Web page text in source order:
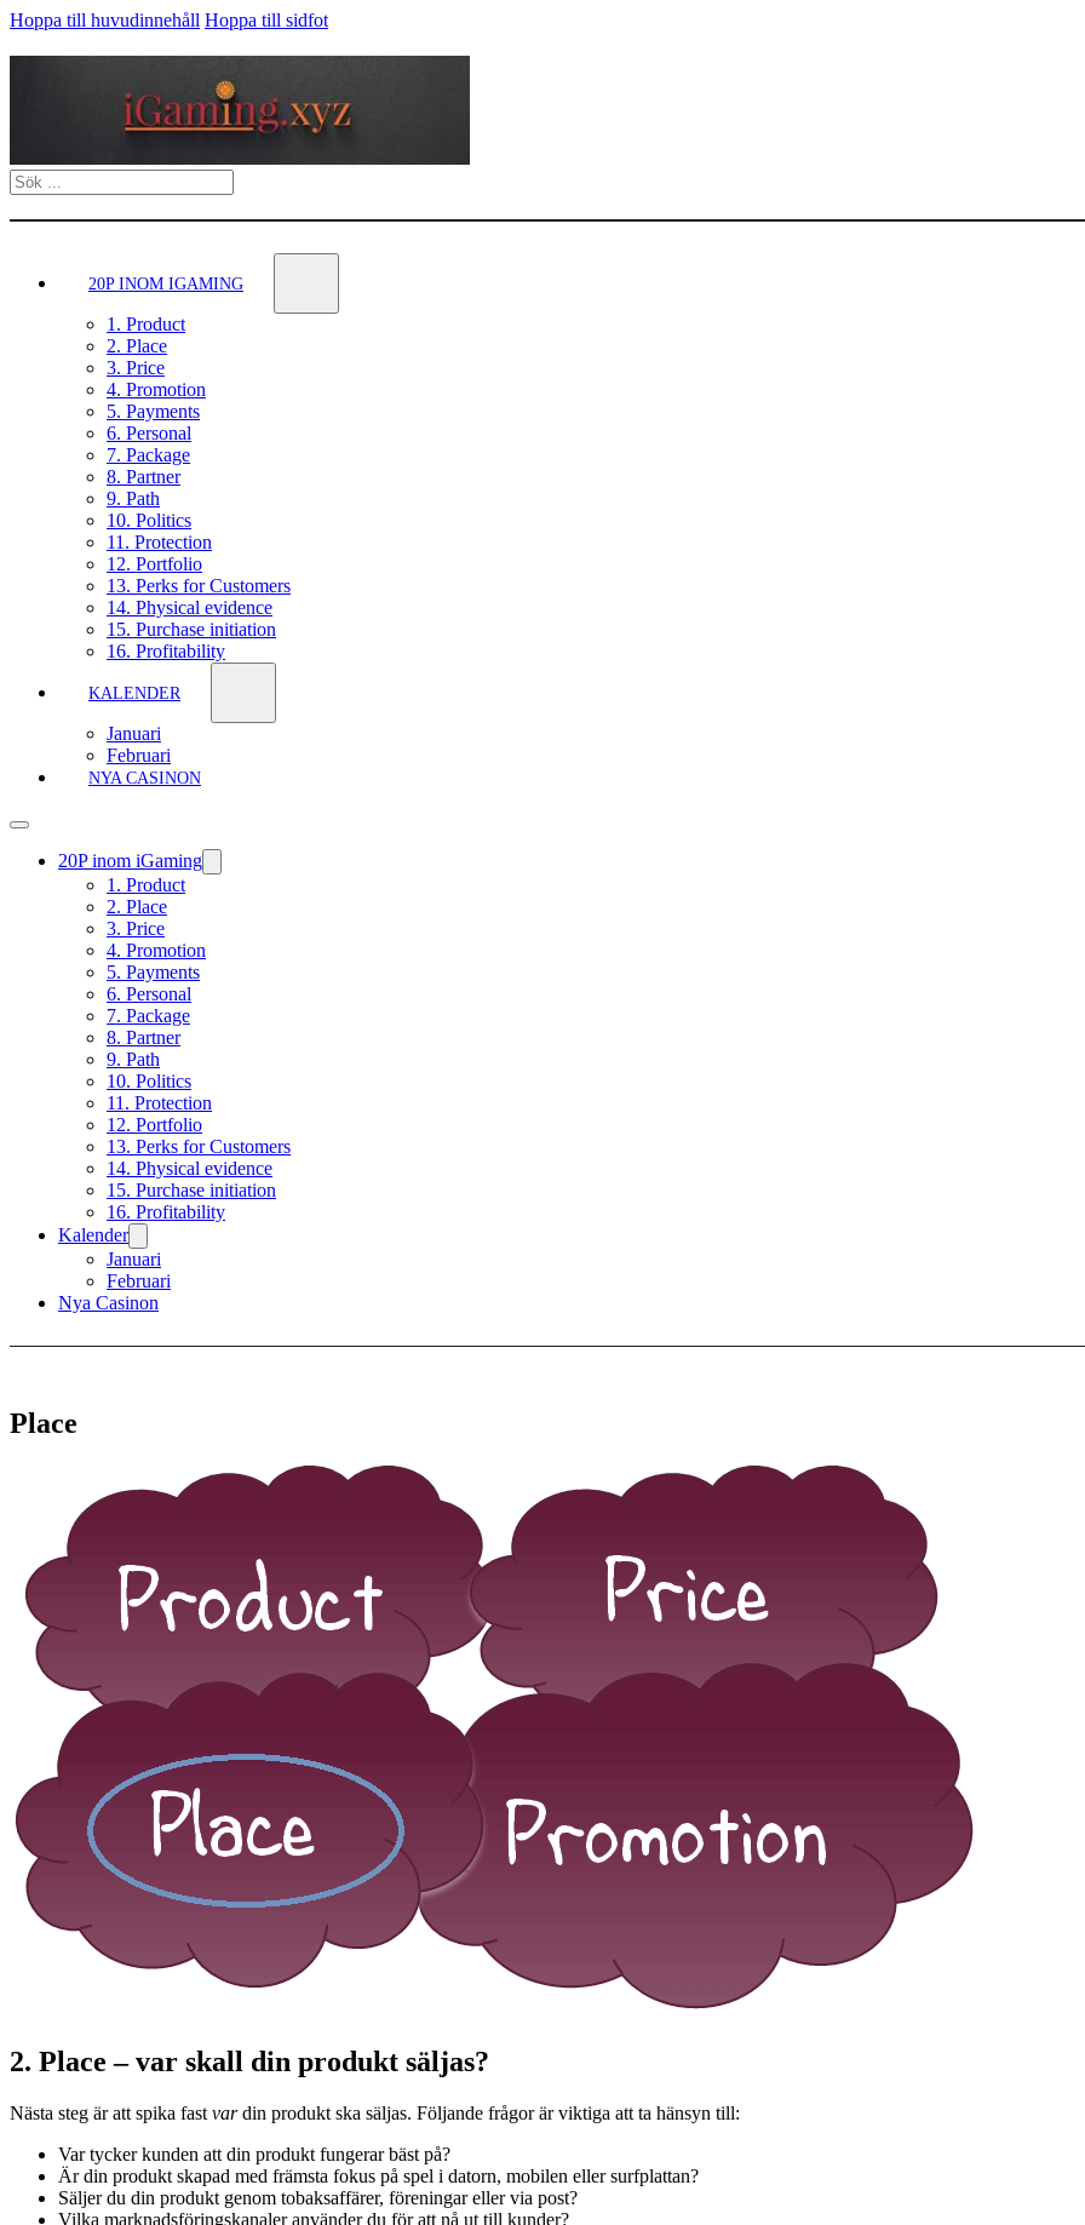
Hoppa till huvudinnehåll Hoppa till sidfot
Sök
20P INOM IGAMING
1. Product
2. Place
3. Price
4. Promotion
5. Payments
6. Personal
7. Package
8. Partner
9. Path
10. Politics
11. Protection
12. Portfolio
13. Perks for Customers
14. Physical evidence
15. Purchase initiation
16. Profitability
KALENDER
Januari
Februari
NYA CASINON
20P inom iGaming
1. Product
2. Place
3. Price
4. Promotion
5. Payments
6. Personal
7. Package
8. Partner
9. Path
10. Politics
11. Protection
12. Portfolio
13. Perks for Customers
14. Physical evidence
15. Purchase initiation
16. Profitability
Kalender
Januari
Februari
Nya Casinon
Place
2. Place – var skall din produkt säljas?
Nästa steg är att spika fast vardin produkt ska säljas. Följande frågor är viktiga att ta hänsyn till:
Var tycker kunden att din produkt fungerar bäst på?
Är din produkt skapad med främsta fokus på spel i datorn, mobilen eller surfplattan?
Säljer du din produkt genom tobaksaffärer, föreningar eller via post?
Vilka marknadsföringskanaler använder du för att nå ut till kunder?